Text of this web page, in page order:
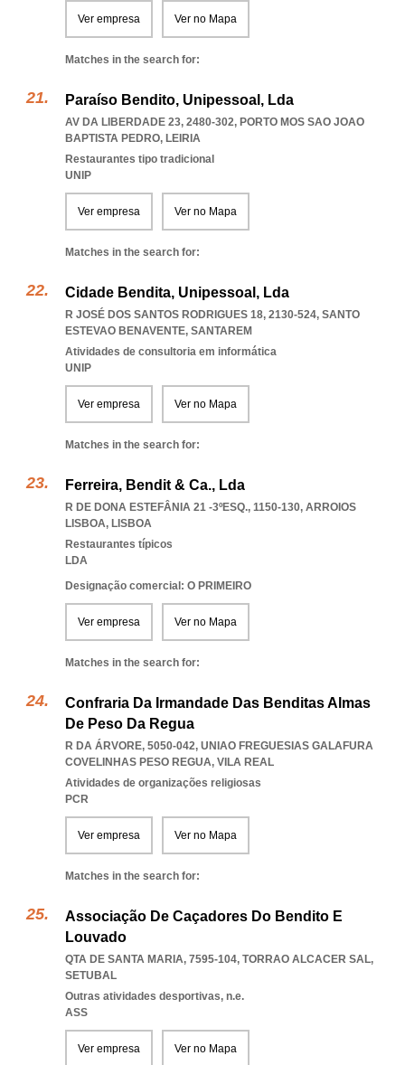
Ver empresa Ver no Mapa
Matches in the search for:
Paraíso Bendito, Unipessoal, Lda
AV DA LIBERDADE 23, 2480-302, PORTO MOS SAO JOAO
BAPTISTA PEDRO, LEIRIA
Restaurantes tipo tradicional
UNIP
Ver empresa Ver no Mapa
Matches in the search for:
Cidade Bendita, Unipessoal, Lda
R JOSÉ DOS SANTOS RODRIGUES 18, 2130-524, SANTO
ESTEVAO BENAVENTE, SANTAREM
Atividades de consultoria em informática
UNIP
Ver empresa Ver no Mapa
Matches in the search for:
Ferreira, Bendit & Ca., Lda
R DE DONA ESTEFÂNIA 21 -3ºESQ., 1150-130, ARROIOS
LISBOA, LISBOA
Restaurantes típicos
LDA
Designação comercial: O PRIMEIRO
Ver empresa Ver no Mapa
Matches in the search for:
Confraria Da Irmandade Das Benditas Almas
De Peso Da Regua
R DA ÁRVORE, 5050-042, UNIAO FREGUESIAS GALAFURA
COVELINHAS PESO REGUA, VILA REAL
Atividades de organizações religiosas
PCR
Ver empresa Ver no Mapa
Matches in the search for:
Associação De Caçadores Do Bendito E
Louvado
QTA DE SANTA MARIA, 7595-104, TORRAO ALCACER SAL,
SETUBAL
Outras atividades desportivas, n.e.
ASS
Ver empresa Ver no Mapa